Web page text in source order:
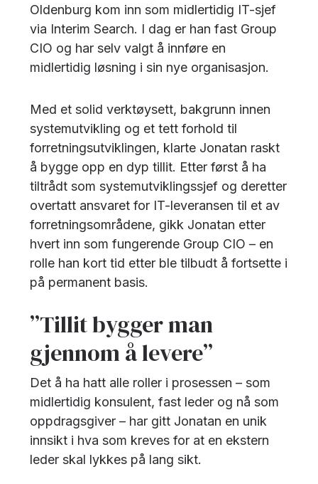
Oldenburg kom inn som midlertidig IT-sjef
via Interim Search. I dag er han fast Group
CIO og har selv valgt å innføre en
midlertidig løsning i sin nye organisasjon.
Med et solid verktøysett, bakgrunn innen
systemutvikling og et tett forhold til
forretningsutviklingen, klarte Jonatan raskt
å bygge opp en dyp tillit. Etter først å ha
tiltrådt som systemutviklingssjef og deretter
overtatt ansvaret for IT-leveransen til et av
forretningsområdene, gikk Jonatan etter
hvert inn som fungerende Group CIO – en
rolle han kort tid etter ble tilbudt å fortsette i
på permanent basis.
”Tillit bygger man
gjennom å levere”
Det å ha hatt alle roller i prosessen – som
midlertidig konsulent, fast leder og nå som
oppdragsgiver – har gitt Jonatan en unik
innsikt i hva som kreves for at en ekstern
leder skal lykkes på lang sikt.